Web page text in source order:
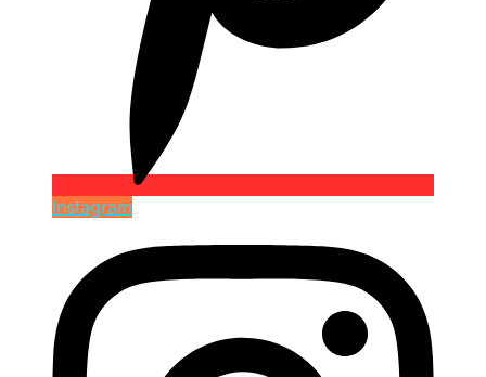
Instagram